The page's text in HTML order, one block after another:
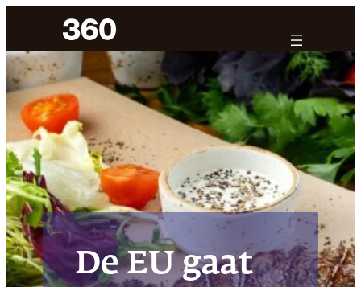
de
inhoud
De EU gaat